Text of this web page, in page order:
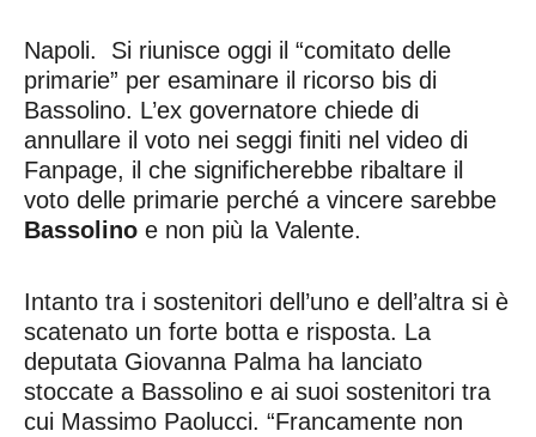
Napoli. Si riunisce oggi il “comitato delle
primarie” per esaminare il ricorso bis di
Bassolino. L’ex governatore chiede di
annullare il voto nei seggi finiti nel video di
Fanpage, il che significherebbe ribaltare il
voto delle primarie perché a vincere sarebbe
Bassolino e non più la Valente.
Intanto tra i sostenitori dell’uno e dell’altra si è
scatenato un forte botta e risposta. La
deputata Giovanna Palma ha lanciato
stoccate a Bassolino e ai suoi sostenitori tra
cui Massimo Paolucci. “Francamente non